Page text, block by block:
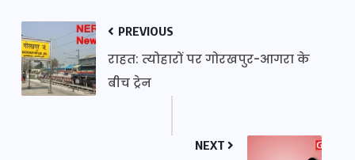
PREVIOUS
राहत: त्योहारों पर गोरखपुर-आगरा के
बीच ट्रेन
NEXT